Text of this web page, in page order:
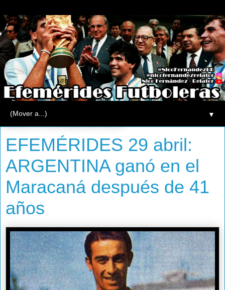
▼
martes, 29 de abril de 2014
EFEMÉRIDES 29 abril:
ARGENTINA ganó en el
Maracaná después de 41
años